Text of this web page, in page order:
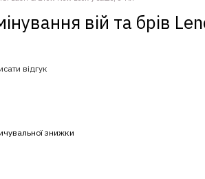
вій та брів
відгук
знижки